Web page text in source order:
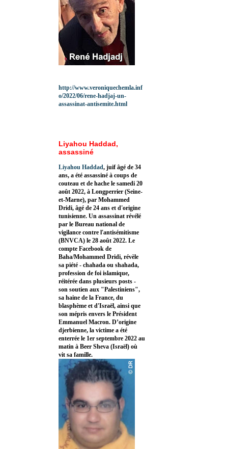
http://www.veroniquechemla.inf
o/2022/06/rene-hadjaj-un-
assassinat-antisemite.html
Liyahou Haddad,
assassiné
Liyahou Haddad, juif âgé de 34
ans, a été assassiné à coups de
couteau et de hache le samedi 20
août 2022, à Longperrier (Seine-
et-Marne), par Mohammed
Dridi, âgé de 24 ans et d'origine
tunisienne. Un assassinat révélé
par le Bureau national de
vigilance contre l'antisémitisme
(BNVCA) le 28 août 2022. Le
compte Facebook de
Baha/Mohammed Dridi, révèle
sa piété - chahada ou shahada,
profession de foi islamique,
réitérée dans plusieurs posts -
son soutien aux "Palestiniens",
sa haine de la France, du
blasphème et d'Israël, ainsi que
son mépris envers le Président
Emmanuel Macron. D’origine
djerbienne, la victime a été
enterrée le 1er septembre 2022 au
matin à Beer Sheva (Israël) où
vit sa famille.